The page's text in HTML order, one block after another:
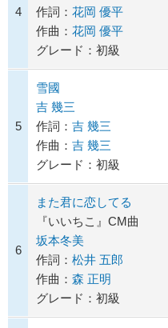
4 作詞： 花岡 優平
作曲： 花岡 優平
グレード：初級
5
雪國
吉 幾三
作詞： 吉 幾三
作曲： 吉 幾三
グレード：初級
6
また君に恋してる
『いいちこ』CM曲
坂本冬美
作詞： 松井 五郎
作曲： 森 正明
グレード：初級